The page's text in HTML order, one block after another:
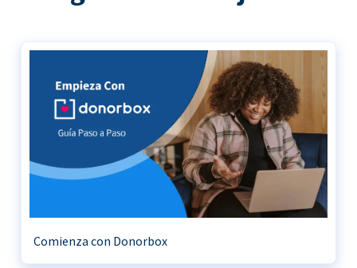
Comienza con Donorbox